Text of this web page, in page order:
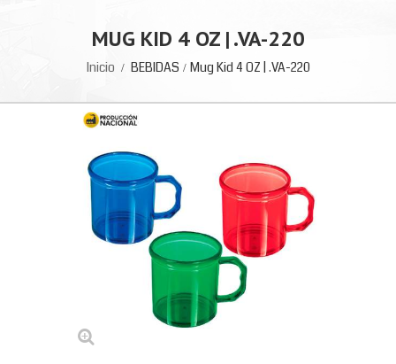
MUG KID 4 OZ | .VA-220
Inicio BEBIDAS Mug Kid 4 OZ | .VA-220